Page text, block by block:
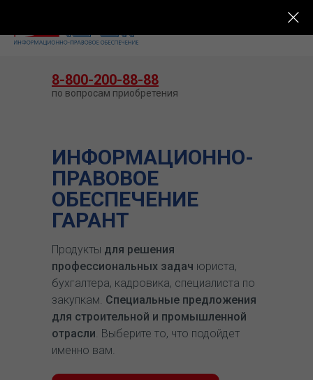
ИНФОРМАЦИОННО-
ПРАВОВОЕ
ОБЕСПЕЧЕНИЕ
ГАРАНТ
Продукты для решения
профессиональных задач юриста,
бухгалтера, кадровика, специалиста по
закупкам. Специальные предложения
для строительной и промышленной
отрасли. Выберите то, что подойдет
именно вам.
8-800-200-88-88
по вопросам приобретения